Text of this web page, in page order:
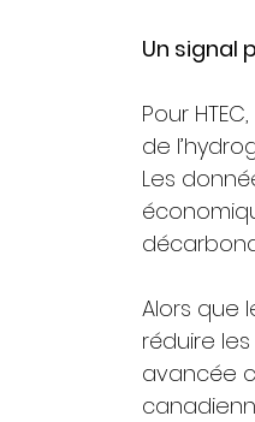
Un signal
Pour
de
Les
Alors que
réduire
avancée